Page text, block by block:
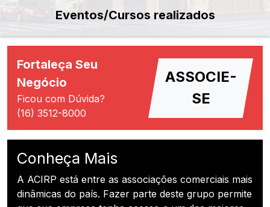
Eventos/Cursos realizados
Fortaleça Seu
Negócio
Ficou com Dúvida?
(16) 3512-8000
ASSOCIE-
SE
Conheça Mais
A ACIRP está entre as associações comerciais mais
dinâmicas do país. Fazer parte deste grupo permite